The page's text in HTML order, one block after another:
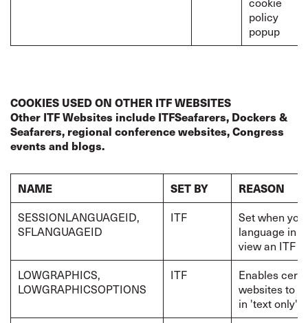
policy
popup
COOKIES USED ON OTHER ITF WEBSITES
Other ITF Websites include ITFSeafarers, Dockers &
Seafarers, regional conference websites, Congress
events and blogs.
NAME SET BY REASON
SESSIONLANGUAGEID,
SFLANGUAGEID
ITF
Set when
language in
view an ITF
LOWGRAPHICS,
LOWGRAPHICSOPTIONS
ITF
Enables
websites to
in 'text only'